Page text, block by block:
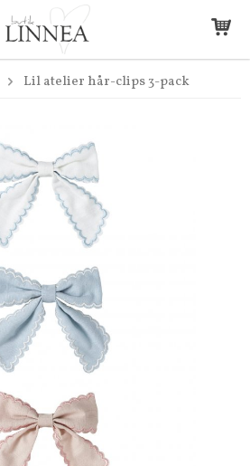
Lil atelier hår-clips 3-pack